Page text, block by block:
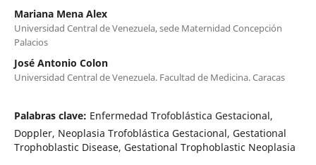
Mariana Mena Alex
Universidad Central de Venezuela, sede Maternidad Concepción
Palacios
José Antonio Colon
Universidad Central de Venezuela. Facultad de Medicina. Caracas
Palabras clave: Enfermedad Trofoblástica Gestacional,
Doppler, Neoplasia Trofoblástica Gestacional, Gestational
Trophoblastic Disease, Gestational Trophoblastic Neoplasia